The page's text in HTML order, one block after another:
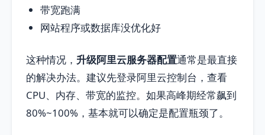
带宽跑满
网站程序或数据库没优化好
这种情况， 升级阿里云服务器配置通常是最直接
的解决办法。建议先登录阿里云控制台，查看
CPU、内存、带宽的监控。如果高峰期经常飙到
80%~100%，基本就可以确定是配置瓶颈了。